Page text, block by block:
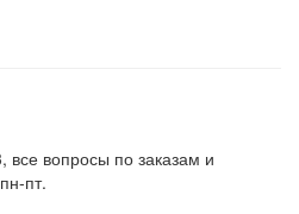
вопросы по заказам и
пт.